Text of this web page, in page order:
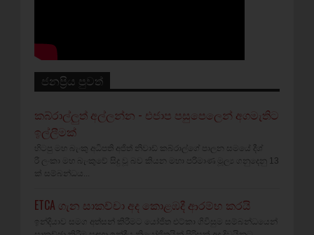
ජනප්‍රිය පුවත්
කබ්රාල්ලුත් අල්ලන්න - එජාප පසුපෙලෙන් අගමැතිට
ඉල්ලීමක්
හිටපු මහ බැංකු අධිපති අජිත් නිවාඩ් කබ්රාල්ගේ පාලන සමයේ දීශ්‍
රී ලංකා මහ බැංකුවේ සිදු වූ බව කියන මහා පරිමාණ මූල්‍ය ගනුදෙනු 13
ක් සම්බන්ධය...
ETCA ගැන සාකච්චා අද කොළඹදී ආරම්භ කරයි
ඉන්දියාව සමග අත්සන් කිරීමට යෝජිත එට්කා ගිවිසුම සම්බන්ධයෙන්